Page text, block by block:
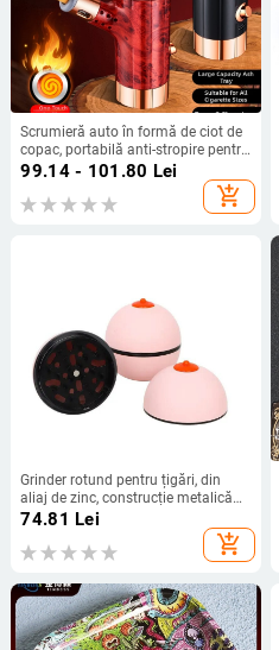
Scrumieră auto în formă de ciot de
copac, portabilă anti-stropire pentru
pipe și țigări, brichetă cu utilizare cu
99.14 - 101.80 Lei
add_shopping_cart
Grinder rotund pentru țigări, din
aliaj de zinc, construcție metalică
cu trei straturi, imprimare logo
74.81 Lei
add_shopping_cart